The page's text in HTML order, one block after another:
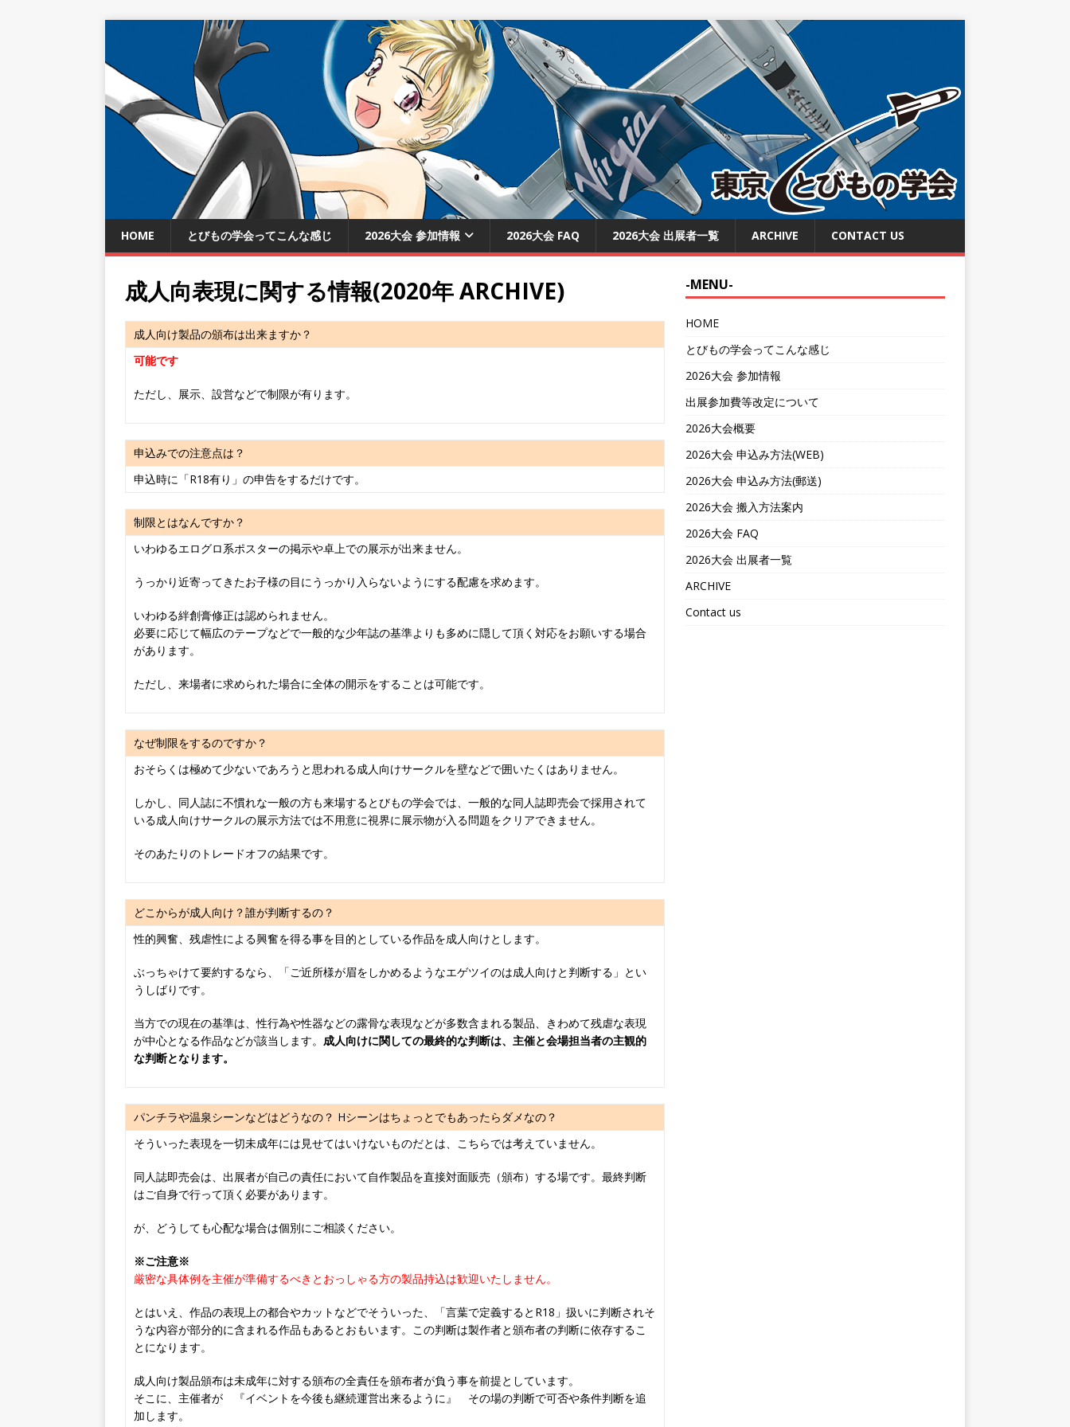
HOME とびもの学会ってこんな感じ 2026大会 参加情報 2026大会 FAQ 2026大会 出展者一覧 ARCHIVE CONTACT US
成人向表現に関する情報(2020年 ARCHIVE)
成人向け製品の頒布は出来ますか？
可能です
ただし、展示、設営などで制限が有ります。
申込みでの注意点は？
申込時に「R18有り」の申告をするだけです。
制限とはなんですか？
いわゆるエログロ系ポスターの掲示や卓上での展示が出来ません。
うっかり近寄ってきたお子様の目にうっかり入らないようにする配慮を求めます。
いわゆる絆創膏修正は認められません。
必要に応じて幅広のテープなどで一般的な少年誌の基準よりも多めに隠して頂く対応をお願いする場合
があります。
ただし、来場者に求められた場合に全体の開示をすることは可能です。
なぜ制限をするのですか？
おそらくは極めて少ないであろうと思われる成人向けサークルを壁などで囲いたくはありません。
しかし、同人誌に不慣れな一般の方も来場するとびもの学会では、一般的な同人誌即売会で採用されて
いる成人向けサークルの展示方法では不用意に視界に展示物が入る問題をクリアできません。
そのあたりのトレードオフの結果です。
どこからが成人向け？誰が判断するの？
性的興奮、残虐性による興奮を得る事を目的としている作品を成人向けとします。
ぶっちゃけて要約するなら、「ご近所様が眉をしかめるようなエゲツイのは成人向けと判断する」とい
うしばりです。
当方での現在の基準は、性行為や性器などの露骨な表現などが多数含まれる製品、きわめて残虐な表現
が中心となる作品などが該当します。 成人向けに関しての最終的な判断は、主催と会場担当者の主観的
な判断となります。
パンチラや温泉シーンなどはどうなの？ Hシーンはちょっとでもあったらダメなの？
そういった表現を一切未成年には見せてはいけないものだとは、こちらでは考えていません。
同人誌即売会は、出展者が自己の責任において自作製品を直接対面販売（頒布）する場です。最終判断
はご自身で行って頂く必要があります。
が、どうしても心配な場合は個別にご相談ください。
※ご注意※
厳密な具体例を主催が準備するべきとおっしゃる方の製品持込は歓迎いたしません。
とはいえ、作品の表現上の都合やカットなどでそういった、「言葉で定義するとR18」扱いに判断されそ
うな内容が部分的に含まれる作品もあるとおもいます。この判断は製作者と頒布者の判断に依存するこ
とになります。
成人向け製品頒布は未成年に対する頒布の全責任を頒布者が負う事を前提としています。
そこに、主催者が 『イベントを今後も継続運営出来るように』 その場の判断で可否や条件判断を追
加します。
-MENU-
HOME
とびもの学会ってこんな感じ
2026大会 参加情報
出展参加費等改定について
2026大会概要
2026大会 申込み方法(WEB)
2026大会 申込み方法(郵送)
2026大会 搬入方法案内
2026大会 FAQ
2026大会 出展者一覧
ARCHIVE
Contact us